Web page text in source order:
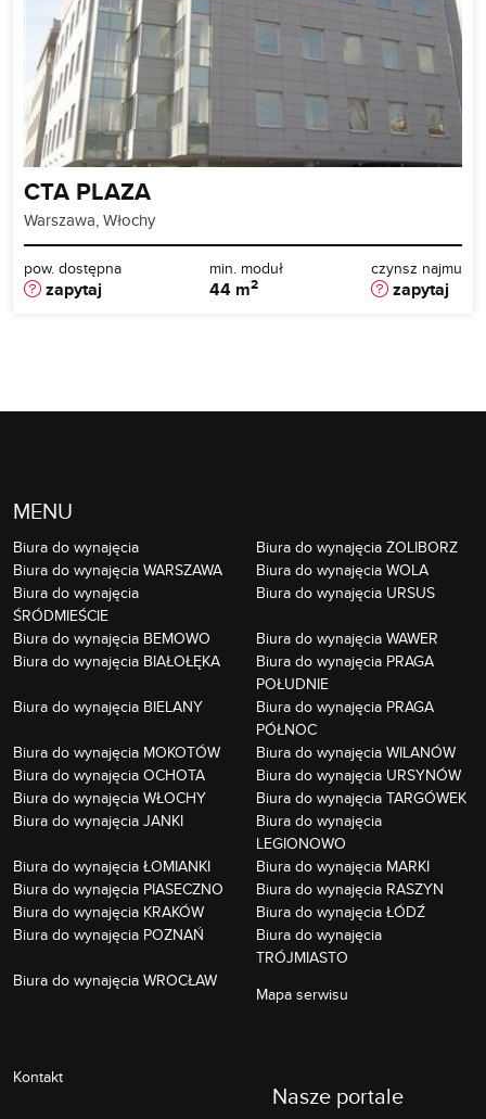
CTA PLAZA
Warszawa, Włochy
pow. dostępna
zapytaj
min. moduł
44 m2
czynsz najmu
zapytaj
MENU
Biura do wynajęcia
Biura do wynajęcia ŻOLIBORZ
Biura do wynajęcia WARSZAWA
Biura do wynajęcia WOLA
Biura do wynajęcia
ŚRÓDMIEŚCIE
Biura do wynajęcia URSUS
Biura do wynajęcia BEMOWO
Biura do wynajęcia WAWER
Biura do wynajęcia BIAŁOŁĘKA
Biura do wynajęcia PRAGA
POŁUDNIE
Biura do wynajęcia BIELANY
Biura do wynajęcia PRAGA
PÓŁNOC
Biura do wynajęcia MOKOTÓW
Biura do wynajęcia WILANÓW
Biura do wynajęcia OCHOTA
Biura do wynajęcia URSYNÓW
Biura do wynajęcia WŁOCHY
Biura do wynajęcia TARGÓWEK
Biura do wynajęcia JANKI
Biura do wynajęcia
LEGIONOWO
Biura do wynajęcia ŁOMIANKI
Biura do wynajęcia MARKI
Biura do wynajęcia PIASECZNO
Biura do wynajęcia RASZYN
Biura do wynajęcia KRAKÓW
Biura do wynajęcia ŁÓDŹ
Biura do wynajęcia POZNAŃ
Biura do wynajęcia
TRÓJMIASTO
Biura do wynajęcia WROCŁAW
Mapa serwisu
Kontakt
Nasze portale